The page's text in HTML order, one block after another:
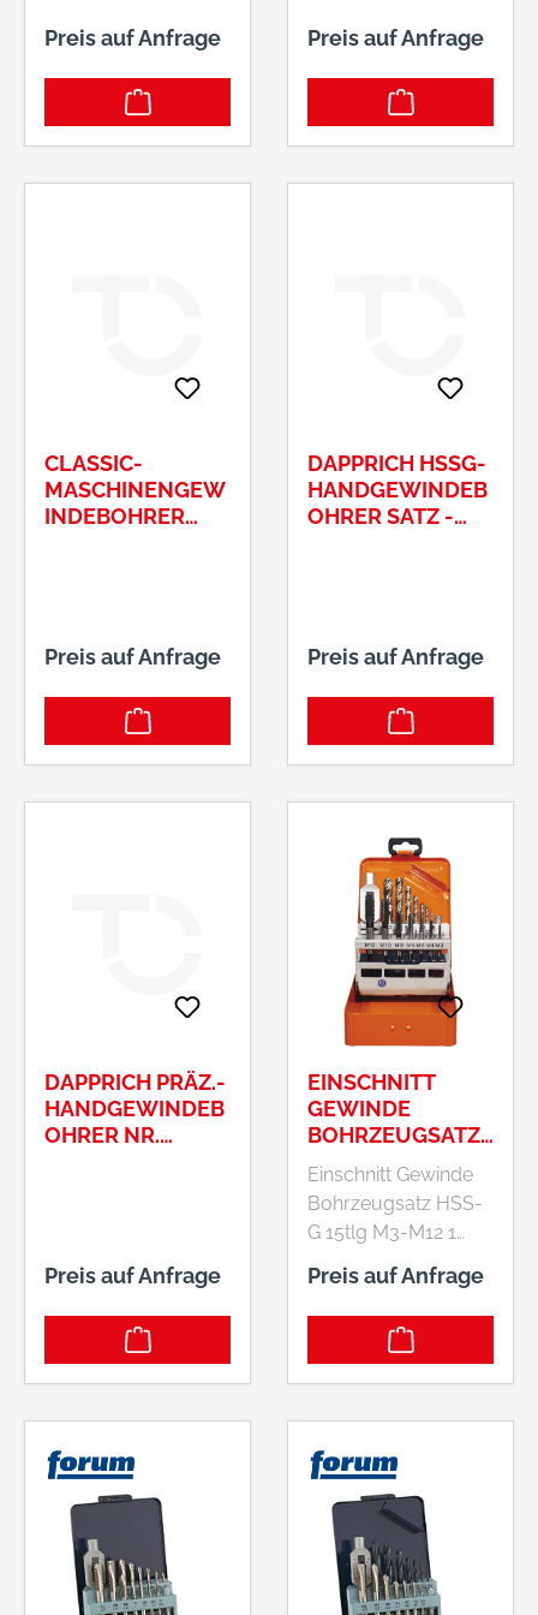
Preis auf Anfrage Preis auf Anfrage
CLASSIC-
MASCHINENGEW
INDEBOHRER
Preis auf Anfrage
DAPPRICH HSSG-
HANDGEWINDEB
OHRER SATZ -
Preis auf Anfrage
DAPPRICH PRÄZ.-
HANDGEWINDEB
OHRER NR.
Preis auf Anfrage
EINSCHNITT
GEWINDE
BOHRZEUGSATZ
HSS-G 15TLG M3-
M12
Einschnitt Gewinde
Bohrzeugsatz HSS-
G 15tlg M3-M12 1
Windeisen Nr. 1 1/27
Einschnitt
Gewindebohrer
HSS-G DIN 352 für
HSS-Gje 1 M3 - M4 -
M5 - M6 - M8 - M10
- M12Ø 2,5 - 3,3 - 4,2
- 5,0 - 6,8 - 8,5 - 10,2
mm Inhalt: 7
Einschnitt
Preis auf Anfrage